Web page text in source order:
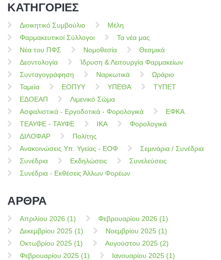
ΚΑΤΗΓΟΡΙΕΣ
Διοικητικό Συμβούλιο
Μέλη
Φαρμακευτικοί Σύλλογοι
Τα νέα μας
Νέα του ΠΦΣ
Νομοθεσία
Θεσμικά
Δεοντολογία
Ίδρυση & Λειτουργία Φαρμακείων
Συνταγογράφηση
Ναρκωτικά
Ωράριο
Ταμεία
ΕΟΠΥΥ ΥΠΕΘΑ
ΤΥΠΕΤ
ΕΔΟΕΑΠ
Λιμενικό Σώμα
Ασφαλιστικά - Εργοδοτικά - Φορολογικά
ΕΦΚΑ
ΤΕΑΥΦΕ - ΤΑΥΦΕ
ΙΚΑ
Φορολογικά
ΔΙΛΟΦΑΡ
Πολίτης
Ανακοινώσεις Υπ. Υγείας - ΕΟΦ
Σεμινάρια / Συνέδρια
Συνέδρια
Εκδηλώσεις
Συνελεύσεις
Συνέδρια - Εκθέσεις Άλλων Φορέων
ΑΡΘΡΑ
Απριλίου 2026 (1)
Φεβρουαρίου 2026 (1)
Δεκεμβρίου 2025 (1)
Νοεμβρίου 2025 (1)
Οκτωβρίου 2025 (1)
Αυγούστου 2025 (2)
Φεβρουαρίου 2025 (1)
Ιανουαρίου 2025 (1)